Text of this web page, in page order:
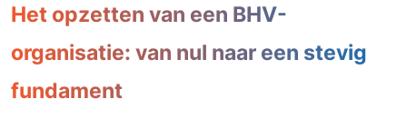
Het opzetten van een BHV-
organisatie: van nul naar een stevig
fundament